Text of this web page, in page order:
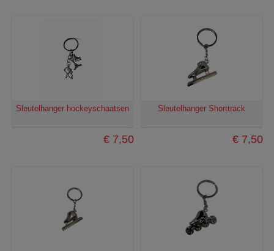
Sleutelhanger hockeyschaatsen
€ 7,50
Sleutelhanger Shorttrack
€ 7,50